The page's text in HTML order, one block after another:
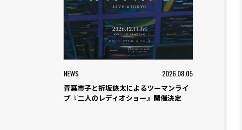
NEWS 2026.08.05
青葉市子と折坂悠太によるツーマンライ
ブ『二人のレディオショー』開催決定